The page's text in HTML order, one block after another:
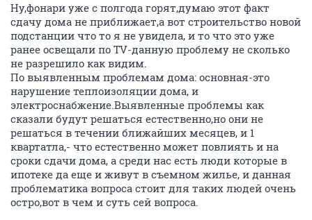
Ну,фонари уже с полгода горят,думаю этот факт
сдачу дома не приближает,а вот строительство новой
подстанции что то я не увидела, и то что это уже
ранее освещали по TV-данную проблему не сколько
не разрешило как видим.
По выявленным проблемам дома: основная-это
нарушение теплоизоляции дома, и
электроснабжение.Выявленные проблемы как
сказали будут решаться естественно,но они не
решаться в течении ближайших месяцев, и 1
квартатла,- что естественно может повлиять и на
сроки сдачи дома, а среди нас есть люди которые в
ипотеке да еще и живут в съемном жилье, и данная
проблематика вопроса стоит для таких людей очень
остро,вот в чем и суть сей вопроса.